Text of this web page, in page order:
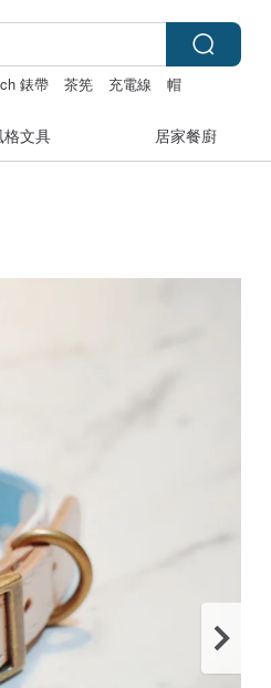
錶帶 茶筅 充電線 帽
格文具 居家餐廚